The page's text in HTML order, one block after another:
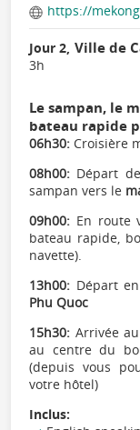
https://
Jour 2, Ville de
3h
Le sampan, le
bateau rapide
06h30: Croisière
08h00: Départ
sampan vers le
09h00: En route
bateau rapide,
navette).
13h00: Départ en
Phu Quoc
15h30: Arrivée
au centre du
(depuis vous
votre hôtel)
Inclus: